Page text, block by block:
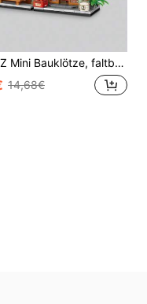
japanisches Straßenszenen DIY-Set, verschiedene Farben erhältlich, 3D-Puzzle zum Zusammenbauen, Bürotisch Deko, Erwachsenen Geschenk für Männer & Frauen, Weihnachten, Zimmer Dekoration
14,68€